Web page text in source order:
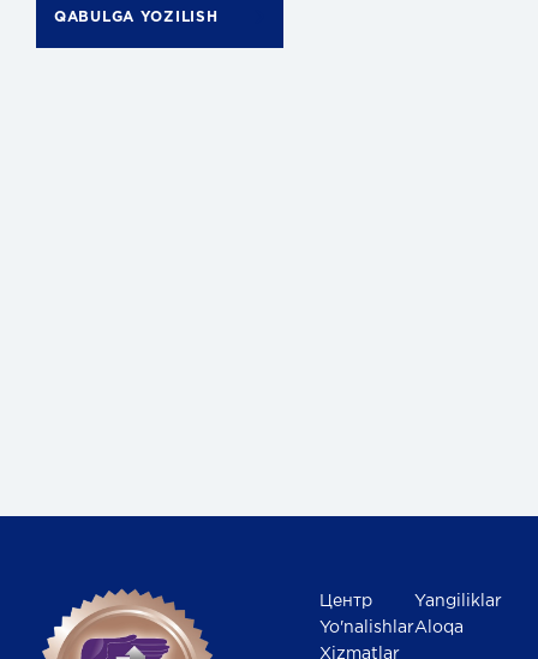
QABULGA YOZILISH
Центр
Yo'nalishlar
Xizmatlar
Yangiliklar
Aloqa